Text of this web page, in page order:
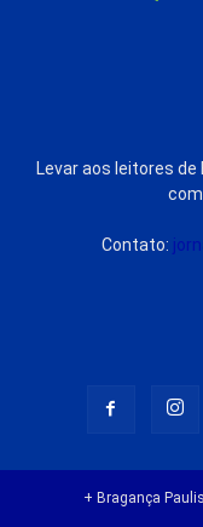
Levar aos leitores
Contato:
+ Bragança